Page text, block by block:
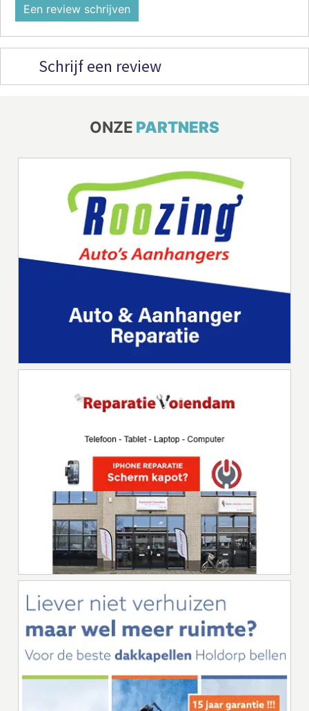
Een review schrijven
Schrijf een review
ONZE PARTNERS